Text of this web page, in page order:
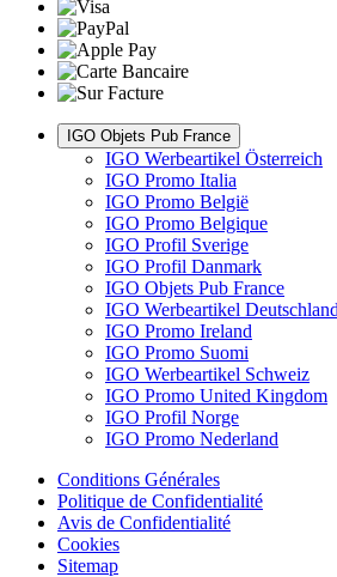
IGO Objets Pub France
IGO Werbeartikel Österreich
IGO Promo Italia
IGO Promo België
IGO Promo Belgique
IGO Profil Sverige
IGO Profil Danmark
IGO Objets Pub France
IGO Werbeartikel Deutschland
IGO Promo Ireland
IGO Promo Suomi
IGO Werbeartikel Schweiz
IGO Promo United Kingdom
IGO Profil Norge
IGO Promo Nederland
Conditions Générales
Politique de Confidentialité
Avis de Confidentialité
Cookies
Sitemap